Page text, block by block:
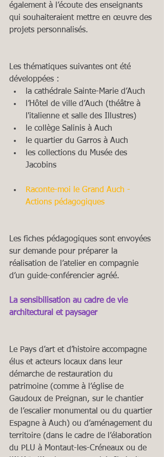
également à l’écoute des enseignants
qui souhaiteraient mettre en œuvre des
projets personnalisés.
Les thématiques suivantes ont été
développées :
la cathédrale Sainte-Marie d’Auch
l’Hôtel de ville d’Auch (théâtre à
l'italienne et salle des Illustres)
le collège Salinis à Auch
le quartier du Garros à Auch
les collections du Musée des
Jacobins
Raconte-moi le Grand Auch -
Actions pédagogiques
Les fiches pédagogiques sont envoyées
sur demande pour préparer la
réalisation de l’atelier en compagnie
d’un guide-conférencier agréé.
La sensibilisation au cadre de vie
architectural et paysager
Le Pays d’art et d’histoire accompagne
élus et acteurs locaux dans leur
démarche de restauration du
patrimoine (comme à l’église de
Gaudoux de Preignan, sur le chantier
de l’escalier monumental ou du quartier
Espagne à Auch) ou d’aménagement du
territoire (dans le cadre de l’élaboration
du PLU à Montaut-les-Créneaux ou de